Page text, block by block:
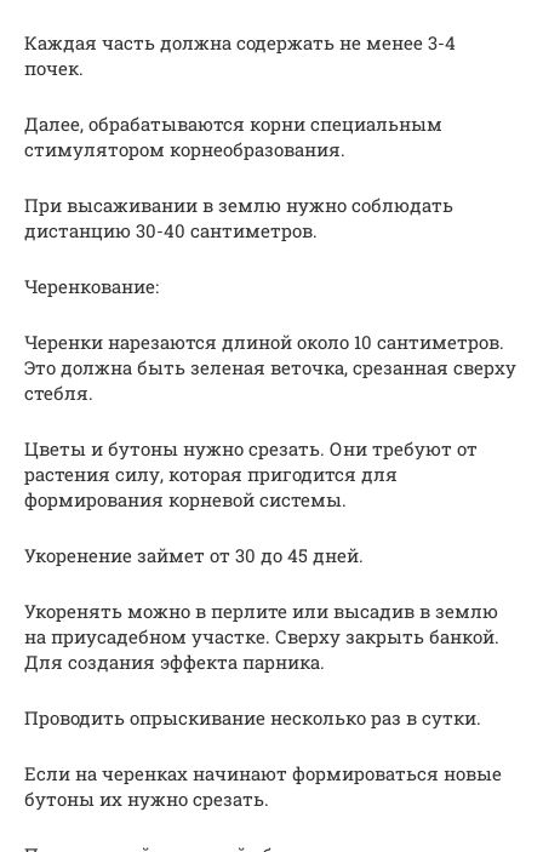
Каждая часть должна содержать не менее 3-4
почек.
Далее, обрабатываются корни специальным
стимулятором корнеобразования.
При высаживании в землю нужно соблюдать
дистанцию 30-40 сантиметров.
Черенкование:
Черенки нарезаются длиной около 10 сантиметров.
Это должна быть зеленая веточка, срезанная сверху
стебля.
Цветы и бутоны нужно срезать. Они требуют от
растения силу, которая пригодится для
формирования корневой системы.
Укоренение займет от 30 до 45 дней.
Укоренять можно в перлите или высадив в землю
на приусадебном участке. Сверху закрыть банкой.
Для создания эффекта парника.
Проводить опрыскивание несколько раз в сутки.
Если на черенках начинают формироваться новые
бутоны их нужно срезать.